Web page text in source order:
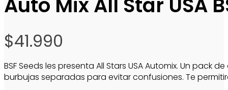
$41.990
BSF Seeds les presenta All Stars USA Automix. Un
burbujas separadas para evitar confusiones. Te